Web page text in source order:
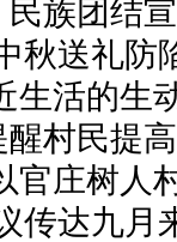
族团结
秋送礼防
生活的生
村民提
官庄树人
传达九月